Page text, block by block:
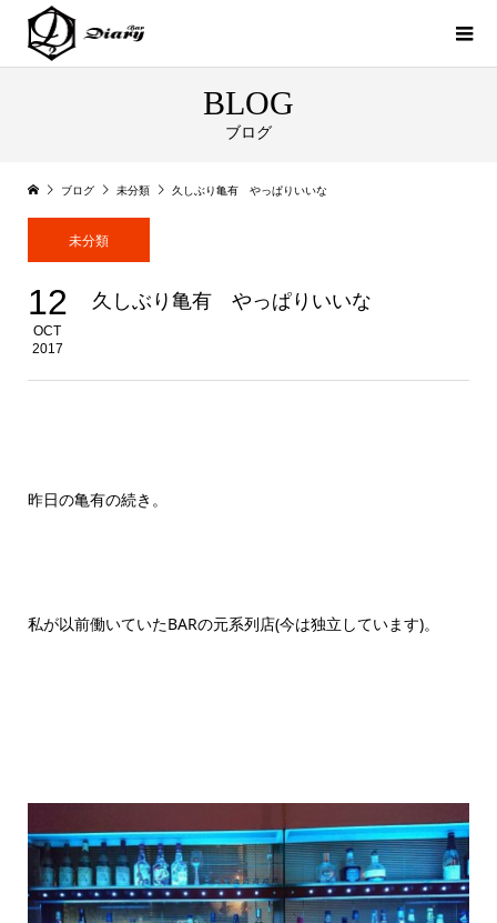
BLOG
ブログ
ブログ 未分類 久しぶり亀有 やっぱりいいな
未分類
12
OCT
2017
久しぶり亀有 やっぱりいいな
昨日の亀有の続き。
私が以前働いていたBARの元系列店(今は独立しています)。